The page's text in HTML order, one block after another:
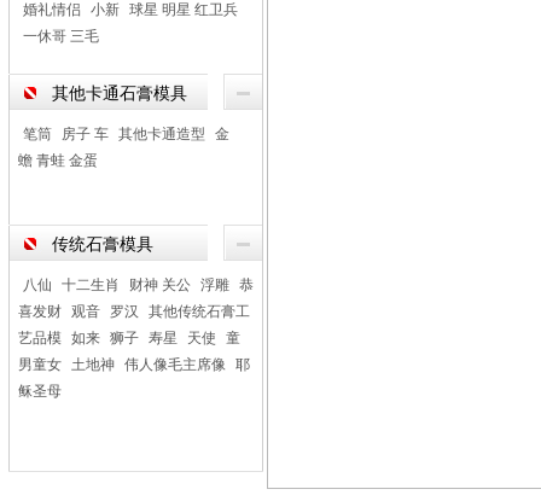
婚礼情侣
小新 球星 明星 红卫兵
一休哥 三毛
其他卡通石膏模具
笔筒 房子 车 其他卡通造型
金
蟾 青蛙 金蛋
传统石膏模具
八仙 十二生肖 财神 关公 浮雕 恭
喜发财 观音 罗汉
其他传统石膏工
艺品模 如来 狮子 寿星 天使
童
男童女 土地神 伟人像毛主席像 耶
稣圣母